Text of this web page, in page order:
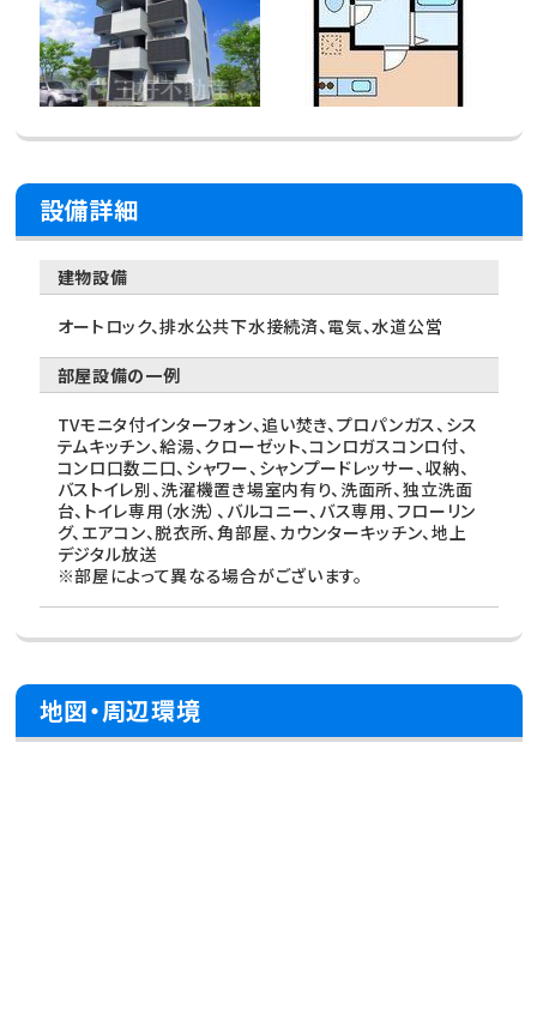
設備詳細
建物設備
オートロック、排水公共下水接続済、電気、水道公営
部屋設備の一例
TVモニタ付インターフォン、追い焚き、プロパンガス、シス
テムキッチン、給湯、クローゼット、コンロガスコンロ付、
コンロ口数二口、シャワー、シャンプードレッサー、収納、
バストイレ別、洗濯機置き場室内有り、洗面所、独立洗面
台、トイレ専用（水洗）、バルコニー、バス専用、フローリン
グ、エアコン、脱衣所、角部屋、カウンターキッチン、地上
デジタル放送
※部屋によって異なる場合がございます。
地図・周辺環境